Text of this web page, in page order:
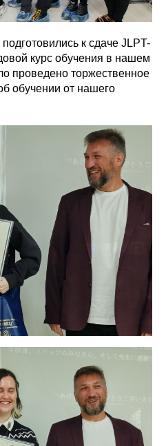
к сдаче JLPT-
курс обучения в нашем
проведено торжественное
обучении от нашего